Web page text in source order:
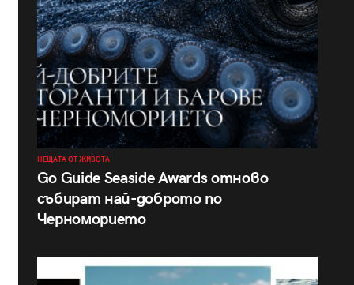
НЕЩАТА ОТ ЖИВОТА
Go Guide Seaside Awards отново
събират най-доброто по
Черноморието